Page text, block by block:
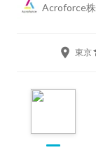
Acroforce
東京